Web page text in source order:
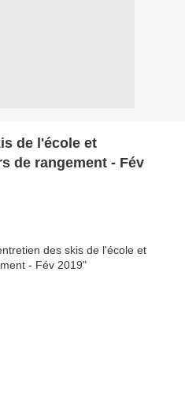
de l'école et
de rangement - Fév